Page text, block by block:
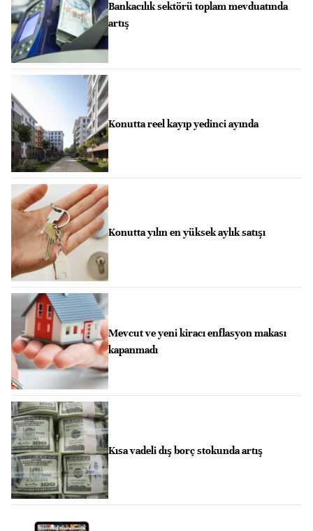
Bankacılık sektörü toplam mevduatında
artış
Konutta reel kayıp yedinci ayında
Konutta yılın en yüksek aylık satışı
Mevcut ve yeni kiracı enflasyon makası
kapanmadı
Kısa vadeli dış borç stokunda artış